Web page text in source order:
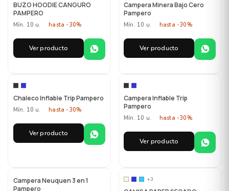
BUZO HOODIE CANGURO
PAMPERO
Mín. 10 u. · hasta -30%
Ver producto
Campera Minera Bajo Cero
Pampero
Mín. 10 u. · hasta -30%
Ver producto
Chaleco Inflable Trip Pampero
Mín. 10 u. · hasta -30%
Ver producto
Campera Inflable Trip
Pampero
Mín. 10 u. · hasta -30%
Ver producto
Campera Neuquen 3 en 1
Pampero
+3